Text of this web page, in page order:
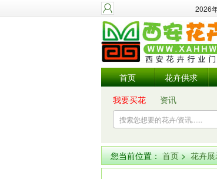
2026
首页 花卉供求
我要买花
资讯
您当前位置：首页>花卉